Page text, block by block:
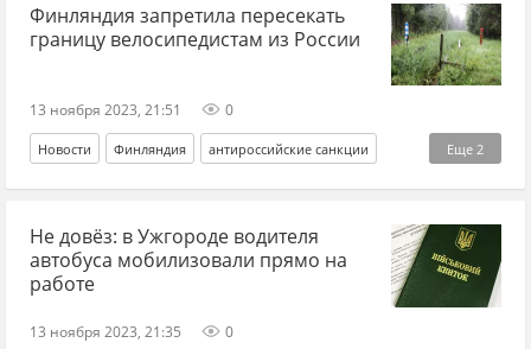
ХАМАС Израиль Палестина
Финляндия запретила пересекать
границу велосипедистам из России
13 ноября 2023, 21:51 0
Еще 2
Новости Финляндия антироссийские санкции
Россия СВО
Не довёз: в Ужгороде водителя
автобуса мобилизовали прямо на
работе
13 ноября 2023, 21:35 0